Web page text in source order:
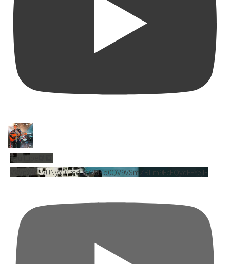
YouTube動画
VVVnY3dFVUNyY01mdDdGMEo0QV9VSmZRLm9FcFQydFFYejlF